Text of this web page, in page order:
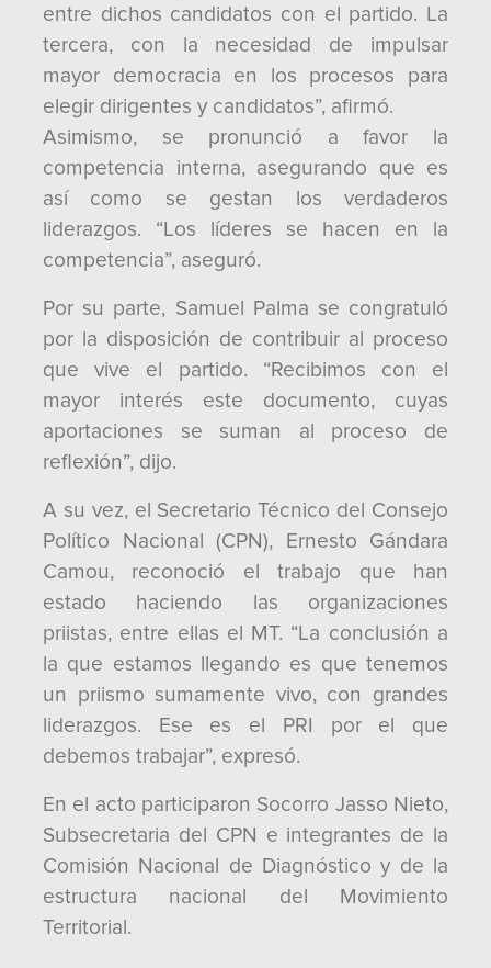
entre dichos candidatos con el partido. La
tercera, con la necesidad de impulsar
mayor democracia en los procesos para
elegir dirigentes y candidatos”, afirmó.
Asimismo, se pronunció a favor la
competencia interna, asegurando que es
así como se gestan los verdaderos
liderazgos. “Los líderes se hacen en la
competencia”, aseguró.
Por su parte, Samuel Palma se congratuló
por la disposición de contribuir al proceso
que vive el partido. “Recibimos con el
mayor interés este documento, cuyas
aportaciones se suman al proceso de
reflexión”, dijo.
A su vez, el Secretario Técnico del Consejo
Político Nacional (CPN), Ernesto Gándara
Camou, reconoció el trabajo que han
estado haciendo las organizaciones
priistas, entre ellas el MT. “La conclusión a
la que estamos llegando es que tenemos
un priismo sumamente vivo, con grandes
liderazgos. Ese es el PRI por el que
debemos trabajar”, expresó.
En el acto participaron Socorro Jasso Nieto,
Subsecretaria del CPN e integrantes de la
Comisión Nacional de Diagnóstico y de la
estructura nacional del Movimiento
Territorial.